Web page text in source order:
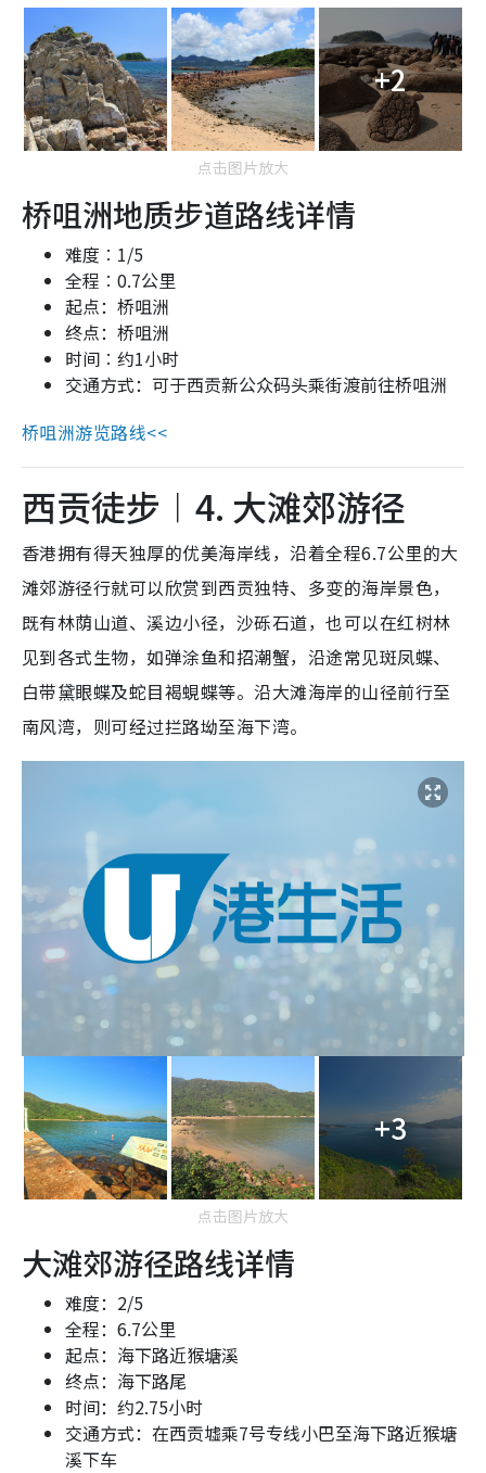
+2
点击图片放大
桥咀洲地质步道路线详情
难度︰ 1/5
全程︰0.7公里
起点：桥咀洲
终点：桥咀洲
时间︰约1小时
交通方式：可于西贡新公众码头乘街渡前往桥咀洲
桥咀洲游览路线<<
西贡徒步︱4. 大滩郊游径
香港拥有得天独厚的优美海岸线，沿着全程6.7公里的大
滩郊游径行就可以欣赏到西贡独特、多变的海岸景色，
既有林荫山道、溪边小径，沙砾石道，也可以在红树林
见到各式生物，如弹涂鱼和招潮蟹，沿途常见斑凤蝶、
白带黛眼蝶及蛇目褐蜆蝶等。沿大滩海岸的山径前行至
南风湾，则可经过拦路坳至海下湾。
+3
点击图片放大
大滩郊游径路线详情
难度：2/5
全程：6.7公里
起点：海下路近猴塘溪
终点：海下路尾
时间：约2.75小时
交通方式：在西贡墟乘7号专线小巴至海下路近猴塘
溪下车